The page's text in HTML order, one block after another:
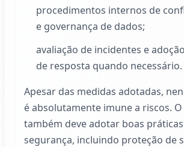
procedimentos internos de
e governança de dados;
avaliação de incidentes e
de resposta quando necessário.
Apesar das medidas adotadas,
é absolutamente imune a riscos.
também deve adotar boas
segurança, incluindo proteção de